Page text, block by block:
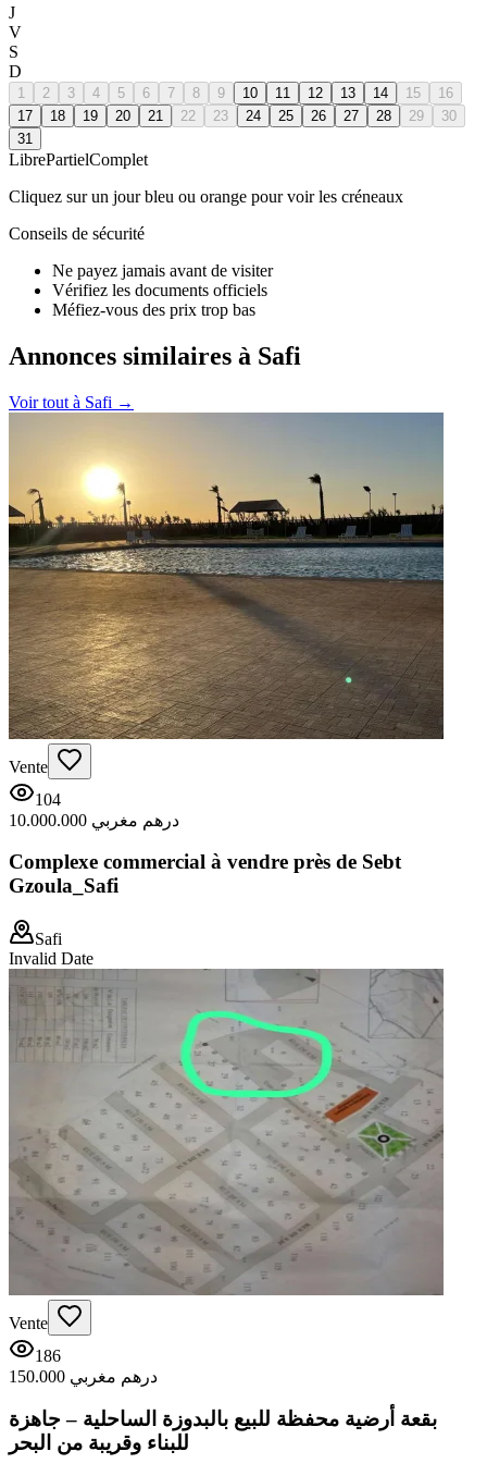
J
V
S
D
1 2 3 4 5 6 7 8 9 10 11 12 13 14 15
16
17
18 19 20 21 22 23 24 25 26 27 28 29
30
31
LibrePartielComplet
Cliquez sur un jour bleu ou orange pour voir les créneaux
Conseils de sécurité
Ne payez jamais avant de visiter
Vérifiez les documents officiels
Méfiez-vous des prix trop bas
Annonces similaires à Safi
Voir tout à Safi →
Vente
104
10.000.000 درهم مغربي
Complexe commercial à vendre près de Sebt
Gzoula_Safi
Safi
Invalid Date
Vente
186
150.000 درهم مغربي
بقعة أرضية محفظة للبيع بالبدوزة الساحلية – جاهزة
للبناء وقريبة من البحر